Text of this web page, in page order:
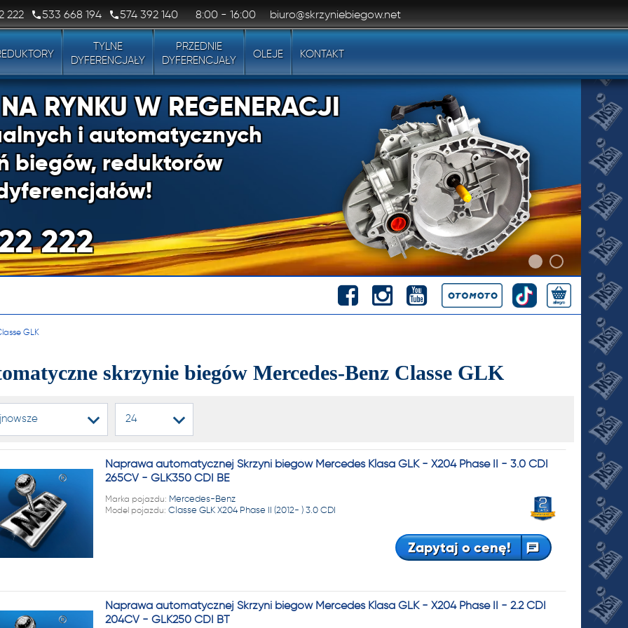
222 533 668 194 574 392 140 8:00 - 16:00 biuro@skrzyniebiegow.net
TYLNE
DYFERENCJAŁY
PRZEDNIE
DYFERENCJAŁY
OLEJE KONTAKT
222
RYNKU W REGENERACJI
i automatycznych
biegów, reduktorów
222
RYNKU W REGENERACJI
i automatycznych
biegów, reduktorów
RYNKU W REGENERACJI
i automatycznych
biegów, reduktorów
GLK
skrzynie biegów Mercedes-Benz Classe GLK
24
Naprawa automatycznej Skrzyni biegów Mercedes Klasa GLK - X204 Phase II - 3.0 CDI
265CV - GLK350 CDI BE
Marka pojazdu: Mercedes-Benz
Model pojazdu: Classe GLK X204 Phase II (2012- ) 3.0 CDI
Zapytaj o cenę!
Naprawa automatycznej Skrzyni biegów Mercedes Klasa GLK - X204 Phase II - 2.2 CDI
204CV - GLK250 CDI BT